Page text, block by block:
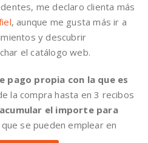
me declaro clienta más
, aunque me gusta más ir a
y descubrir
el catálogo web.
propia con la que es
la compra hasta en 3 recibos
el importe para
que se pueden emplear en